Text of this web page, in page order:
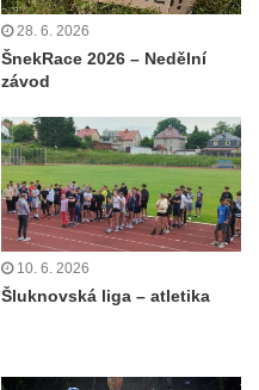
28. 6. 2026
ŠnekRace 2026 – Nedělní
závod
10. 6. 2026
Šluknovská liga – atletika